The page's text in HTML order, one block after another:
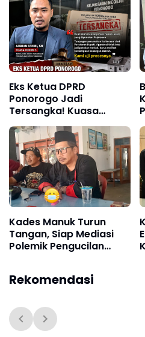
Eks Ketua DPRD
Ponorogo Jadi
Tersangka! Kuasa
Hukum Bongkar Peran
Perbup & Appraisal:
“Kami Uji Prosesnya”
Kades Manuk Turun
Tangan, Siap Mediasi
Polemik Pengucilan
Rekomendasi